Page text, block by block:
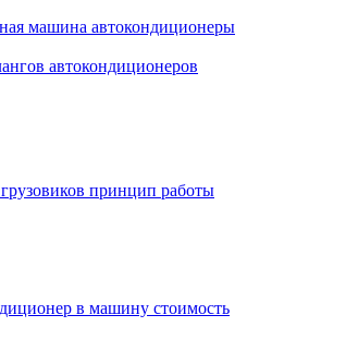
машина автокондиционеры
автокондиционеров
принцип работы
в машину стоимость